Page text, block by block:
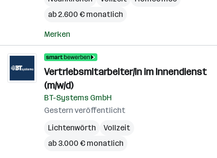
ab 2.600 € monatlich
Merken
Vertriebsmitarbeiter/in im Innendienst
(m/w/d)
BT-Systems GmbH
Gestern veröffentlicht
Lichtenwörth
Vollzeit
ab 3.000 € monatlich